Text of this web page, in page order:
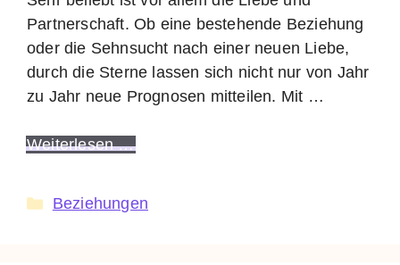
Partnerschaft. Ob eine bestehende Beziehung
oder die Sehnsucht nach einer neuen Liebe,
durch die Sterne lassen sich nicht nur von Jahr
zu Jahr neue Prognosen mitteilen. Mit …
Weiterlesen …
Kategorien
Beziehungen